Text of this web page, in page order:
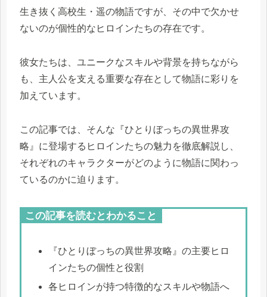
生き抜く高校生・遥の物語ですが、その中で欠かせ
ないのが個性的なヒロインたちの存在です。
彼女たちは、ユニークなスキルや背景を持ちながら
も、主人公を支える重要な存在として物語に彩りを
加えています。
この記事では、そんな『ひとりぼっちの異世界攻
略』に登場するヒロインたちの魅力を徹底解説し、
それぞれのキャラクターがどのように物語に関わっ
ているのかに迫ります。
この記事を読むとわかること
『ひとりぼっちの異世界攻略』の主要ヒロ
インたちの個性と役割
各ヒロインが持つ特徴的なスキルや物語へ